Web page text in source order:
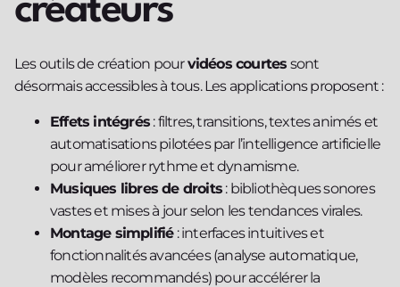
créateurs
Les outils de création pourvidéos courtes sont
désormais accessibles à tous. Les applications proposent :
Effets intégrés : filtres, transitions, textes animés et
automatisations pilotées par l’intelligence artificielle
pour améliorer rythme et dynamisme.
Musiques libres de droits : bibliothèques sonores
vastes et mises à jour selon les tendances virales.
Montage simplifié: interfaces intuitives et
fonctionnalités avancées (analyse automatique,
modèles recommandés) pour accélérer la